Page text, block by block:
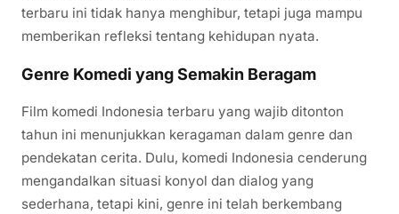
terbaru ini tidak hanya menghibur, tetapi juga mampu
memberikan refleksi tentang kehidupan nyata.
Genre Komedi yang Semakin Beragam
Film komedi Indonesia terbaru yang wajib ditonton
tahun ini menunjukkan keragaman dalam genre dan
pendekatan cerita. Dulu, komedi Indonesia cenderung
mengandalkan situasi konyol dan dialog yang
sederhana, tetapi kini, genre ini telah berkembang